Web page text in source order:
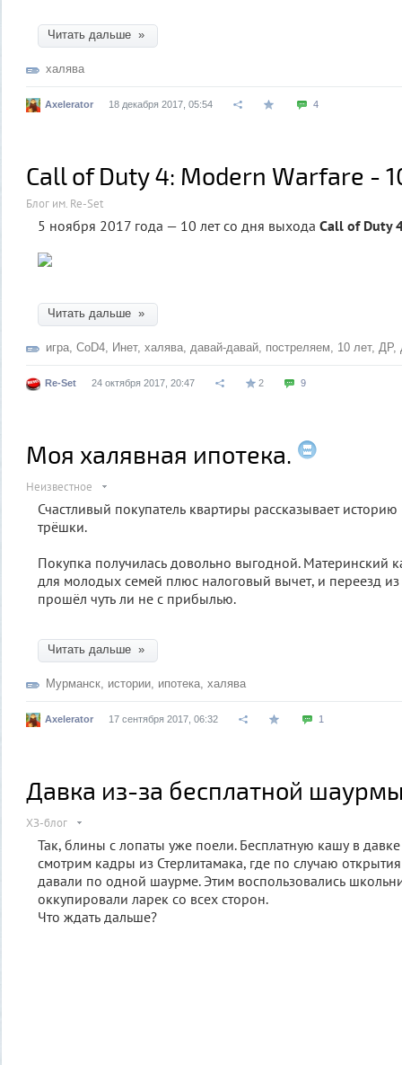
Читать дальше »
халява
Axelerator 18 декабря 2017, 05:54 4
Call of Duty 4: Modern Warfare -
Блог им. Re-Set
5 ноября 2017 года — 10 лет со дня выхода Call of Duty
Читать дальше »
игра, CoD4, Инет, халява, давай-давай, постреляем, 10 лет, ДР,
Re-Set 24 октября 2017, 20:47 2 9
Моя халявная ипотека.
Неизвестное
Счастливый покупатель квартиры рассказывает
трёшки.
Покупка получилась довольно выгодной. Материнский
для молодых семей плюс налоговый вычет, и переезд
прошёл чуть ли не с прибылью.
Читать дальше »
Мурманск, истории, ипотека, халява
Axelerator 17 сентября 2017, 06:32 1
Давка из-за бесплатной
ХЗ-блог
Так, блины с лопаты уже поели. Бесплатную кашу в
смотрим кадры из Стерлитамака, где по случаю
давали по одной шаурме. Этим воспользовались
оккупировали ларек со всех сторон.
Что ждать дальше?